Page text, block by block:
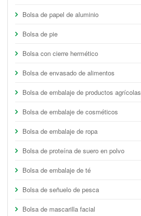
Bolsa de papel de aluminio
Bolsa de pie
Bolsa con cierre hermético
Bolsa de envasado de alimentos
Bolsa de embalaje de productos agrícolas
Bolsa de embalaje de cosméticos
Bolsa de embalaje de ropa
Bolsa de proteína de suero en polvo
Bolsa de embalaje de té
Bolsa de señuelo de pesca
Bolsa de mascarilla facial